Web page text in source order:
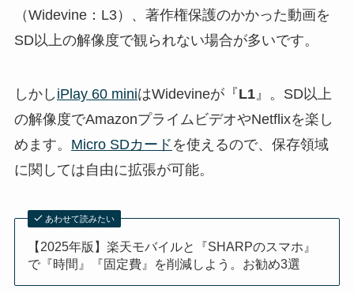
（Widevine：L3）、著作権保護のかかった動画を
SD以上の解像度で観られない場合が多いです。
しかし iPlay 60 miniはWidevineが『L1』。SD以上
の解像度でAmazonプライムビデオやNetflixを楽し
めます。 Micro SDカード を使えるので、保存領域
に関しては自由に拡張が可能。
あわせて読みたい
【2025年版】楽天モバイルと『SHARPのスマホ』
で『時間』『固定費』を削減しよう。お勧め3選